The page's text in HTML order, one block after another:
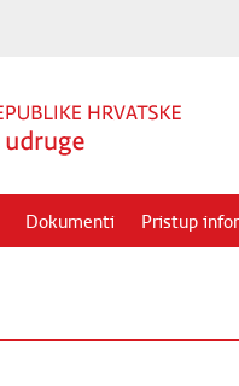
Dokumenti Pristup